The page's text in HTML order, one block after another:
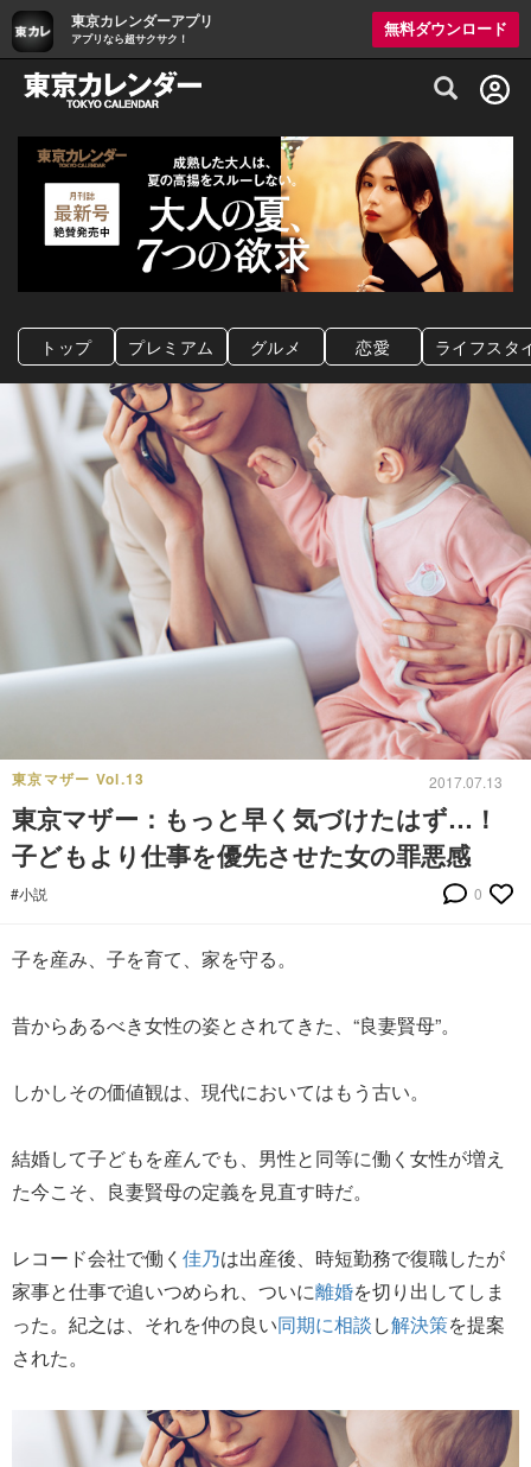
東京カレンダーアプリ
アプリなら超サクサク！
無料ダウンロード
グルメ情報・プレミアムレストラン予約
トップ プレミアム グルメ 恋愛 ライフスタ
東京マザー Vol.13 2017.07.13
東京マザー：もっと早く気づけたはず…！
子どもより仕事を優先させた女の罪悪感
#小説 0
子を産み、子を育て、家を守る。
昔からあるべき女性の姿とされてきた、“良妻賢母”。
しかしその価値観は、現代においてはもう古い。
結婚して子どもを産んでも、男性と同等に働く女性が増え
た今こそ、良妻賢母の定義を見直す時だ。
レコード会社で働く 佳乃は出産後、時短勤務で復職したが
家事と仕事で追いつめられ、ついに離婚を切り出してしま
った。紀之は、それを仲の良い同期に相談し解決策を提案
された。